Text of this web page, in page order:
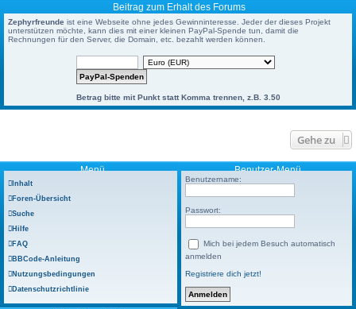
Beitrag zum Erhalt des Forums
Zephyrfreunde ist eine Webseite ohne jedes Gewinninteresse. Jeder der dieses Projekt
unterstützen möchte, kann dies mit einer kleinen PayPal-Spende tun, damit die
Rechnungen für den Server, die Domain, etc. bezahlt werden können.
Betrag bitte mit Punkt statt Komma trennen, z.B. 3.50
Gehe zu
Menü
Inhalt
Foren-Übersicht
Suche
Hilfe
FAQ
BBCode-Anleitung
Nutzungsbedingungen
Datenschutzrichtlinie
Benutzer-Menü
Benutzername:
Passwort:
Mich bei jedem Besuch automatisch
anmelden
Registriere dich jetzt!